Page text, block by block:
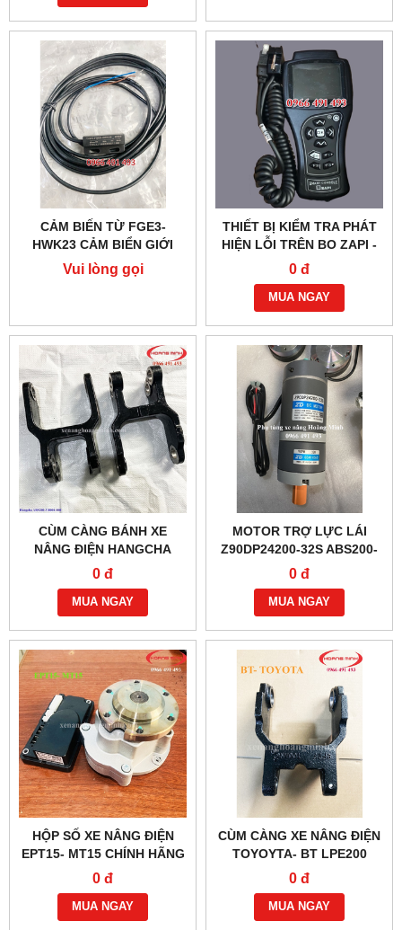
CẢM BIẾN TỪ FGE3-
HWK23 CẢM BIỂN GIỚI
HẠN KHUNG NÂNG
NOBLELIFT
Vui lòng gọi
THIẾT BỊ KIỂM TRA PHÁT
HIỆN LỖI TRÊN BO ZAPI -
XE NÂNG ĐIỆN
0 đ
MUA NGAY
CÙM CÀNG BÁNH XE
NÂNG ĐIỆN HANGCHA
ABS200-310001-000
0 đ
MUA NGAY
MOTOR TRỢ LỰC LÁI
Z90DP24200-32S ABS200-
116000-G00
0 đ
MUA NGAY
HỘP SỐ XE NÂNG ĐIỆN
EPT15- MT15 CHÍNH HÃNG
0 đ
MUA NGAY
CÙM CÀNG XE NÂNG ĐIỆN
TOYOYTA- BT LPE200
0 đ
MUA NGAY